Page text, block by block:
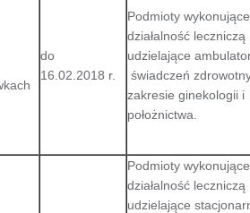
do
16.02.2018 r.
Podmioty wykonujące
działalność leczniczą
udzielające
świadczeń
zakresie ginekologii i
położnictwa.
Podmioty wykonujące
działalność leczniczą
udzielające